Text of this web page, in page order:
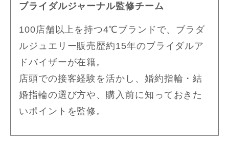
ブライダルジャーナル監修チーム
100店舗以上を持つ4℃ブランドで、ブラダ
ルジュエリー販売歴約15年のブライダルア
ドバイザーが在籍。
店頭での接客経験を活かし、婚約指輪・結
婚指輪の選び方や、購入前に知っておきた
いポイントを監修。